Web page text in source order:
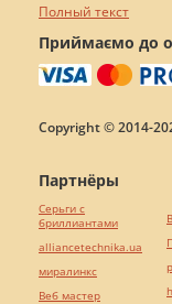
Полный текст
Приймаємо до
Copyright © 2014-
Партнёры
Серьги с
бриллиантами
alliancetechnika.ua
миралинкс
Веб мастер